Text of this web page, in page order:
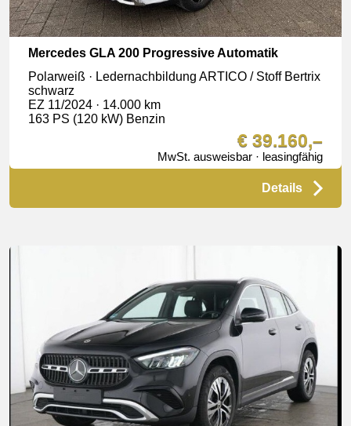
Mercedes GLA 200 Progressive Automatik
Polarweiß · Ledernachbildung ARTICO / Stoff Bertrix
schwarz
EZ 11/2024 · 14.000 km
163 PS (120 kW) Benzin
€ 39.160,–
MwSt. ausweisbar · leasingfähig
Details